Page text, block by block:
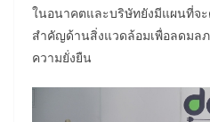
ในอนาคตและบริษัทยังมีแผนที่จะ
สำคัญด้านสิ่งแวดล้อมเพื่อลดมลภ
ความยั่งยืน